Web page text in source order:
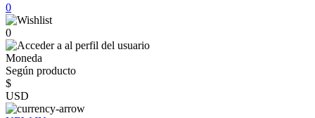
0
0
Moneda
Según producto
$
USD